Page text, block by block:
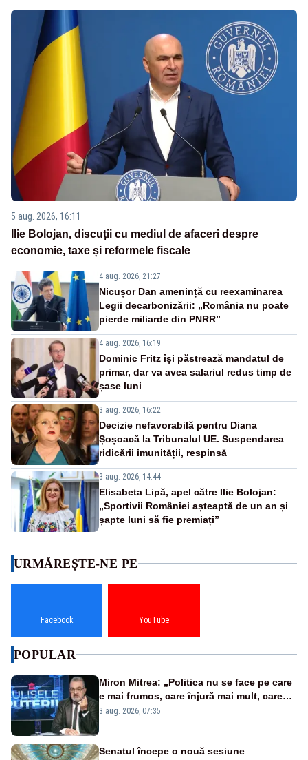
5 aug. 2026, 16:11
Ilie Bolojan, discuții cu mediul de afaceri despre
economie, taxe și reformele fiscale
4 aug. 2026, 21:27
Nicușor Dan amenință cu reexaminarea
Legii decarbonizării: „România nu poate
pierde miliarde din PNRR”
4 aug. 2026, 16:19
Dominic Fritz își păstrează mandatul de
primar, dar va avea salariul redus timp de
șase luni
3 aug. 2026, 16:22
Decizie nefavorabilă pentru Diana
Șoșoacă la Tribunalul UE. Suspendarea
ridicării imunității, respinsă
3 aug. 2026, 14:44
Elisabeta Lipă, apel către Ilie Bolojan:
„Sportivii României așteaptă de un an și
șapte luni să fie premiați”
URMĂREȘTE-NE PE
Facebook YouTube
POPULAR
Miron Mitrea: „Politica nu se face pe care
e mai frumos, care înjură mai mult, care
țipă mai tare, ci pe proiecte”
3 aug. 2026, 07:35
Senatul începe o nouă sesiune